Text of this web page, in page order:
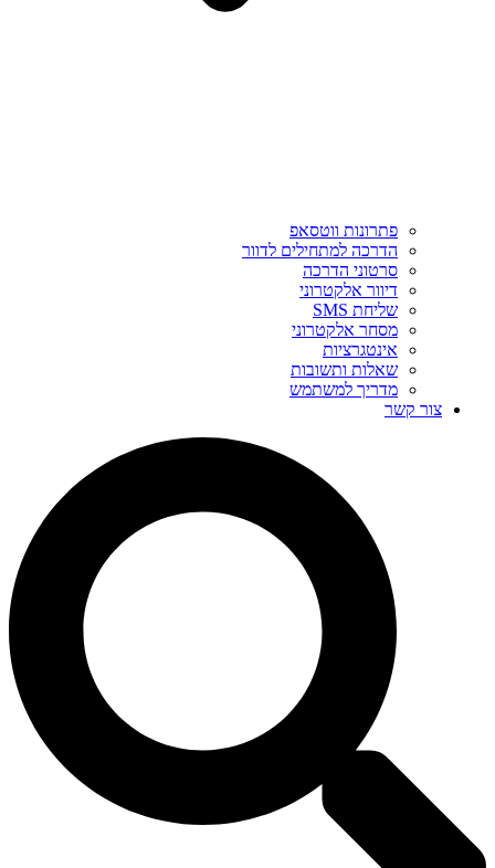
פתרונות ווטסאפ
הדרכה למתחילים לדוור
סרטוני הדרכה
דיוור אלקטרוני
שליחת SMS
מסחר אלקטרוני
אינטגרציות
שאלות ותשובות
מדריך למשתמש
צור קשר